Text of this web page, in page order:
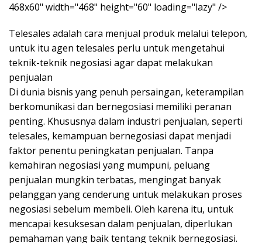
468x60" width="468" height="60" loading="lazy" />
Telesales adalah cara menjual produk melalui telepon,
untuk itu agen telesales perlu untuk mengetahui
teknik-teknik negosiasi agar dapat melakukan
penjualan
Di dunia bisnis yang penuh persaingan, keterampilan
berkomunikasi dan bernegosiasi memiliki peranan
penting. Khususnya dalam industri penjualan, seperti
telesales, kemampuan bernegosiasi dapat menjadi
faktor penentu peningkatan penjualan. Tanpa
kemahiran negosiasi yang mumpuni, peluang
penjualan mungkin terbatas, mengingat banyak
pelanggan yang cenderung untuk melakukan proses
negosiasi sebelum membeli. Oleh karena itu, untuk
mencapai kesuksesan dalam penjualan, diperlukan
pemahaman yang baik tentang teknik bernegosiasi.